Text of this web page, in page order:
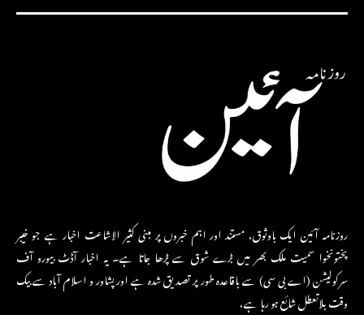
روزنامہ آئین ایک باوثوق، مستند اور اہم خبروں پر مبنی کثیر الاشاعت اخبار ہے جو خیبر
پختونخوا سمیت ملک بھر میں بڑے شوق سے پڑھا جاتا ہے۔ یہ اخبار آڈٹ بیورو آف
سرکولیشن (اے بی سی) سے باقاعدہ طور پر تصدیق شدہ ہے اور پشاور و اسلام آباد سے بیک
وقت بلاتعطل شائع ہو رہا ہے،